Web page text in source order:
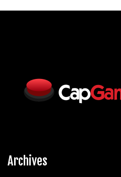
Archives